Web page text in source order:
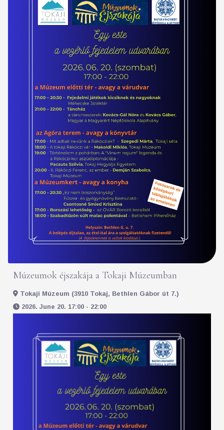
Múzeumok éjszakája a Tokaji Múzeumban
Tokaji Múzeum (3910 Tokaj, Bethlen Gábor út 7.)
2026. June 20. 17:00 - 22:00